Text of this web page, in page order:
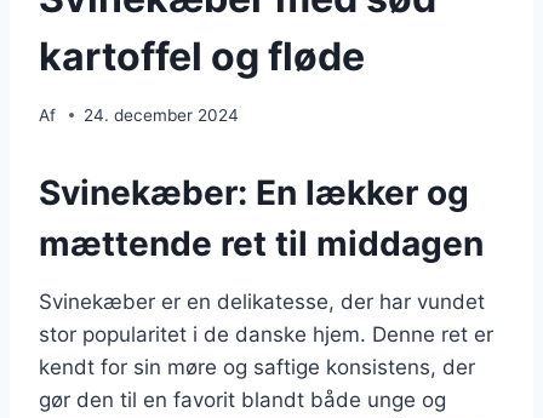
kartoffel og fløde
Af 24. december 2024
Svinekæber: En lækker og
mættende ret til middagen
Svinekæber er en delikatesse, der har vundet
stor popularitet i de danske hjem. Denne ret er
kendt for sin møre og saftige konsistens, der
gør den til en favorit blandt både unge og